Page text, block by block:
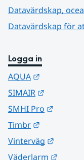
Datavärdskap,
Datavärdskap för
Logga in
AQUA
SIMAIR
SMHI Pro
Timbr
Vinterväg
Väderlarm